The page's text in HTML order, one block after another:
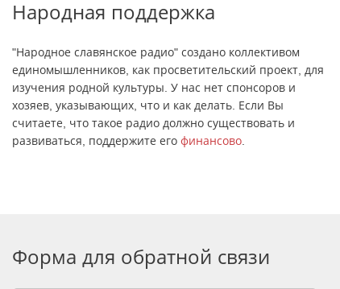
Народная поддержка
"Народное славянское радио" создано коллективом
единомышленников, как просветительский проект, для
изучения родной культуры. У нас нет спонсоров и
хозяев, указывающих, что и как делать. Если Вы
считаете, что такое радио должно существовать и
развиваться, поддержите его финансово
Форма для обратной связи